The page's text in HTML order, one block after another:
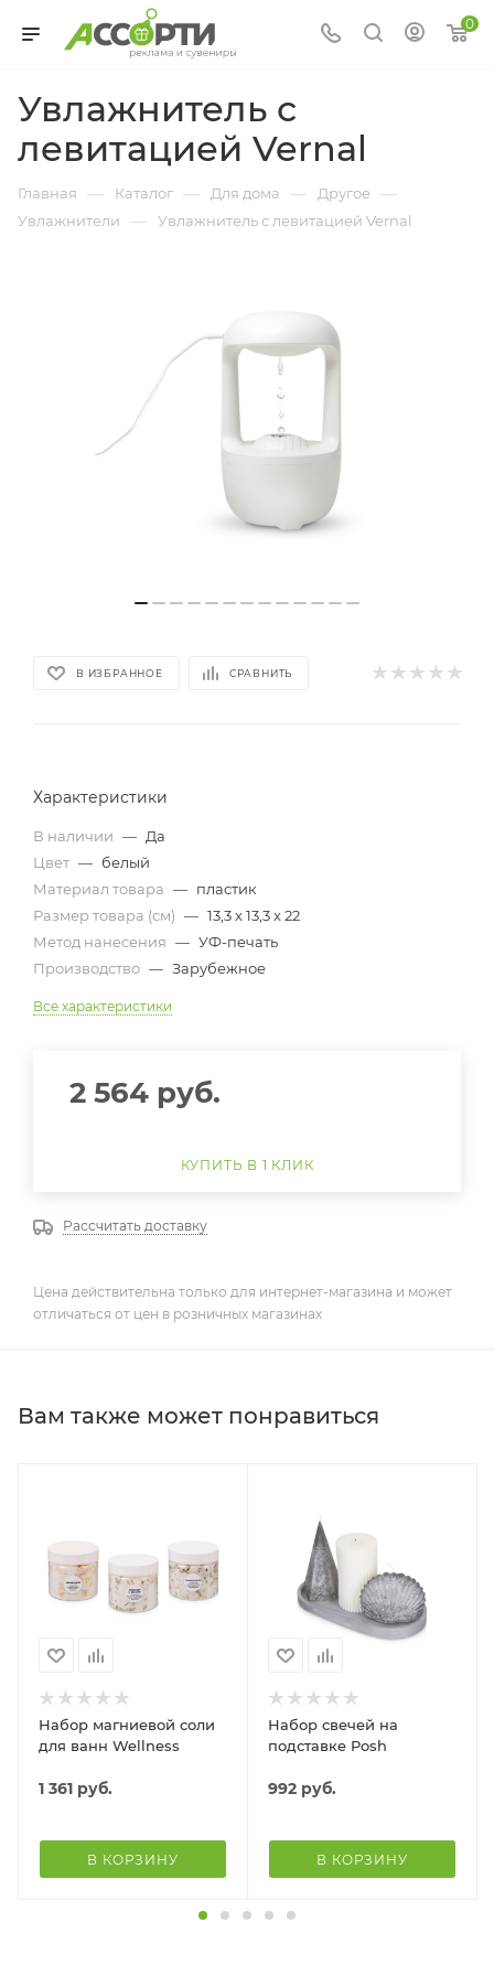
0
Увлажнитель с
левитацией Vernal
Главная — Каталог — Для дома — Другое —
Увлажнители — Увлажнитель с левитацией Vernal
В ИЗБРАННОЕ СРАВНИТЬ
Характеристики
В наличии — Да
Цвет — белый
Материал товара — пластик
Размер товара (см) — 13,3 x 13,3 x 22
Метод нанесения — УФ-печать
Производство — Зарубежное
Все характеристики
2 564 руб.
КУПИТЬ В 1 КЛИК
Рассчитать доставку
Цена действительна только для интернет-магазина и может
отличаться от цен в розничных магазинах
Вам также может понравиться
Набор магниевой соли
для ванн Wellness
1 361 руб.
В КОРЗИНУ
Набор свечей на
подставке Posh
992 руб.
В КОРЗИНУ